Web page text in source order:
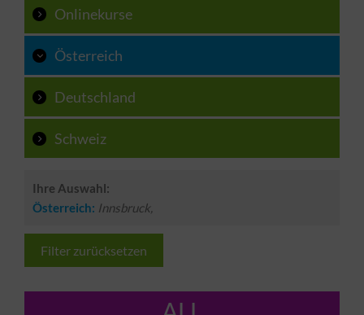
Onlinekurse
Österreich
Deutschland
Schweiz
Ihre Auswahl:
Österreich: Innsbruck,
Filter zurücksetzen